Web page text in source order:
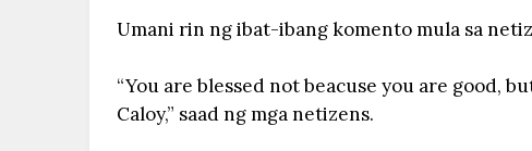
Umani rin ng ibat-ibang komento mula sa
“You are blessed not beacuse you are good,
Caloy,” saad ng mga netizens.